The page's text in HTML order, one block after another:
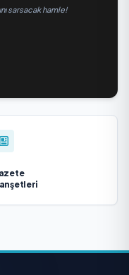
sarsacak hamle!